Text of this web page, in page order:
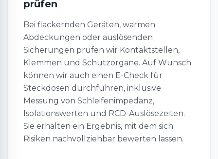
prüfen
Bei flackernden Geräten, warmen
Abdeckungen oder auslösenden
Sicherungen prüfen wir Kontaktstellen,
Klemmen und Schutzorgane. Auf Wunsch
können wir auch einen E-Check für
Steckdosen durchführen, inklusive
Messung von Schleifenimpedanz,
Isolationswerten und RCD-Auslösezeiten.
Sie erhalten ein Ergebnis, mit dem sich
Risiken nachvollziehbar bewerten lassen.